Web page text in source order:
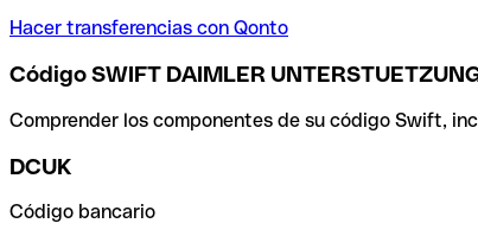
Hacer transferencias con Qonto
Código SWIFT DAIMLER
Comprender los componentes de su código Swift,
DCUK
Código bancario